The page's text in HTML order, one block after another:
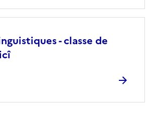
- classe de